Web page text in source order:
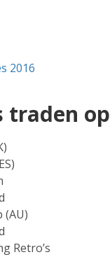
2016
traden
(AU)
Retro’s